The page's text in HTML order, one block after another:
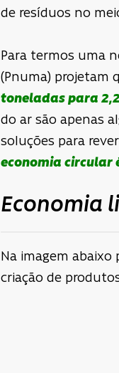
de resíduos no
Para termos uma
(Pnuma) projetam
toneladas para
do ar são apenas
soluções para
economia circular
Economia
Na imagem abaixo
criação de